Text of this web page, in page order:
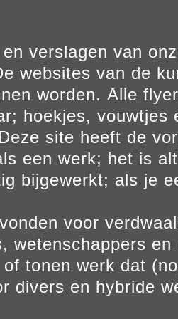
verslagen van
websites van de
worden. Alle
hoekjes, vouwtjes
site heeft de
een werk; het is
bijgewerkt; als je
voor
wetenschappers en
tonen werk dat
divers en hybride